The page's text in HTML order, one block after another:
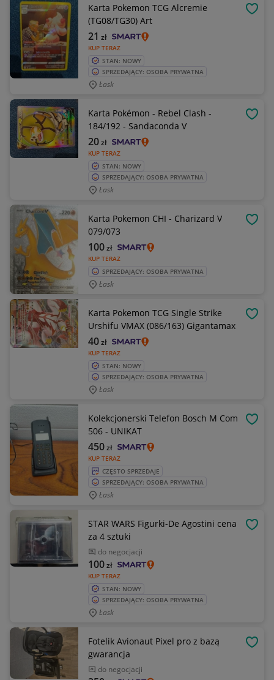
Karta Pokemon TCG Alcremie
(TG08/TG30) Art
KUP TERAZ
21 zł
STAN: NOWY
SPRZEDAJĄCY: OSOBA PRYWATNA
Łask
Karta Pokémon - Rebel Clash -
184/192 - Sandaconda V
KUP TERAZ
20zł
STAN: NOWY
SPRZEDAJĄCY: OSOBA PRYWATNA
Łask
Karta Pokemon CHI - Charizard V
079/073
KUP TERAZ
100zł
SPRZEDAJĄCY: OSOBA PRYWATNA
Łask
Karta Pokemon TCG Single Strike
Urshifu VMAX (086/163) Gigantamax
KUP TERAZ
40zł
STAN: NOWY
SPRZEDAJĄCY: OSOBA PRYWATNA
Łask
Kolekcjonerski Telefon Bosch M Com
506 - UNIKAT
KUP TERAZ
450zł
CZĘSTO SPRZEDAJE
SPRZEDAJĄCY: OSOBA PRYWATNA
Łask
STAR WARS Figurki-De Agostini cena
za 4 sztuki
do negocjacji
KUP TERAZ
100zł
STAN: NOWY
SPRZEDAJĄCY: OSOBA PRYWATNA
Łask
Fotelik Avionaut Pixel pro z bazą
gwarancja
do negocjacji